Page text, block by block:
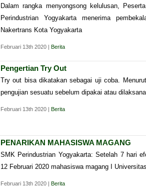
Dalam rangka menyongsong kelulusan,
Perindustrian Yogyakarta menerima
Nakertrans Kota Yogyakarta
Februari 13th 2020 | Berita
Pengertian Try Out
Try out bisa dikatakan sebagai uji coba.
pengujian sesuatu sebelum dipakai atau
Februari 13th 2020 | Berita
PENARIKAN MAHASISWA MAGANG
SMK Perindustrian Yogyakarta: Setelah 7 hari
12 Februari 2020 mahasiswa magang I
Februari 13th 2020 | Berita